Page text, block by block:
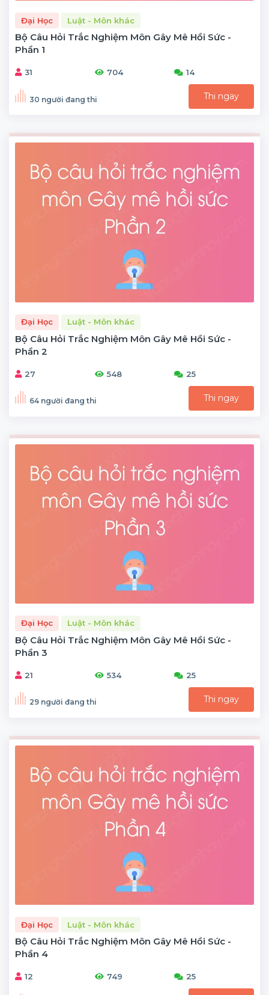
Đại Học Luật - Môn khác
Bộ Câu Hỏi Trắc Nghiệm Môn Gây Mê Hồi Sức -
Phần 1
31 704 14
30 người đang thi Thi ngay
Đại Học Luật - Môn khác
Bộ Câu Hỏi Trắc Nghiệm Môn Gây Mê Hồi Sức -
Phần 2
27 548 25
64 người đang thi Thi ngay
Đại Học Luật - Môn khác
Bộ Câu Hỏi Trắc Nghiệm Môn Gây Mê Hồi Sức -
Phần 3
21 534 25
29 người đang thi Thi ngay
Đại Học Luật - Môn khác
Bộ Câu Hỏi Trắc Nghiệm Môn Gây Mê Hồi Sức -
Phần 4
12 749 25